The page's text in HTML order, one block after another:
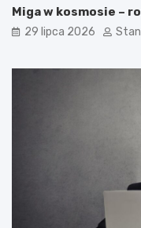
Miga w kosmosie –
29 lipca 2026